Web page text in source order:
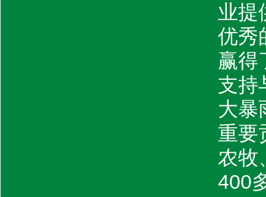
业提
优秀
赢得
支持
大暴
重要
农牧
400